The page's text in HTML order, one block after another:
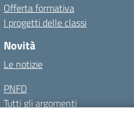
Offerta formativa
I progetti delle classi
Novità
Le notizie
PNFD
Tutti gli argomenti